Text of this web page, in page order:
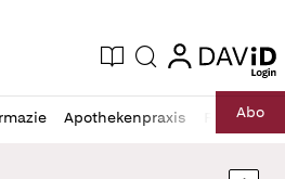
Zeitung
Aktuelle Ausgabe
Suche login
login
Apothekenpraxis RechtAbo